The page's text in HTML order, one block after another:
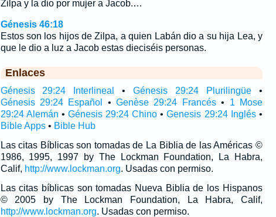
Zilpa y la dio por mujer a Jacob.…
Génesis 46:18
Estos son los hijos de Zilpa, a quien Labán dio a su hija Lea, y
que le dio a luz a Jacob estas dieciséis personas.
Enlaces
Génesis 29:24 Interlineal •Génesis 29:24 Plurilingüe •
Génesis 29:24 Español
•Genèse 29:24 Francés• 1 Mose
29:24 Alemán • Génesis 29:24 Chino •Genesis 29:24 Inglés•
Bible Apps• Bible Hub
Las citas Bíblicas son tomadas de La Biblia de las Américas ©
1986, 1995, 1997 by The Lockman Foundation, La Habra,
Calif, http://www.lockman.org. Usadas con permiso.
Las citas bíblicas son tomadas Nueva Biblia de los Hispanos
© 2005 by The Lockman Foundation, La Habra, Calif,
http://www.lockman.org. Usadas con permiso.